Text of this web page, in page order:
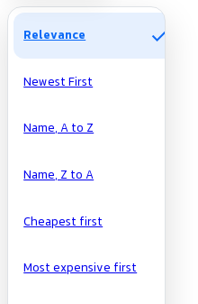
Relevance check
Newest First
Name, A to Z
Name, Z to A
Cheapest first
Most expensive first